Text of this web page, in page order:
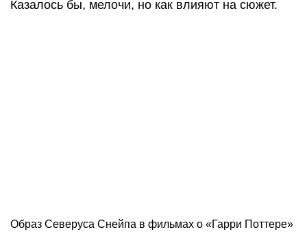
Казалось бы, мелочи, но как влияют на сюжет.
Образ Северуса Снейпа в фильмах о «Гарри Поттере»